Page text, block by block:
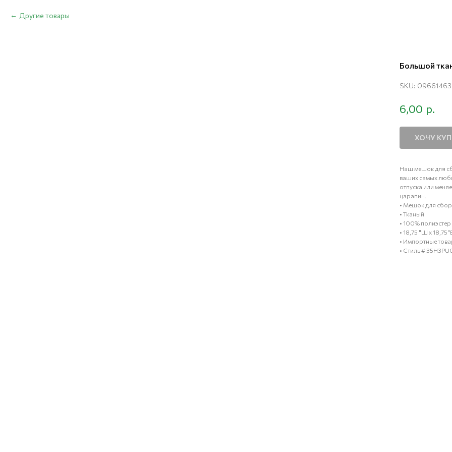
Другие товары
Большой
SKU:
6,00 р.
ХОЧУ
Наш мешок для
ваших самых
отпуска или
царапин.
• Мешок для
• Тканый
• 100% полиэстер
• 18,75 "Ш x
• Импортные
• Стиль #